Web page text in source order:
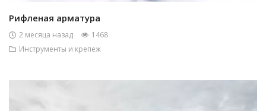
Рифленая арматура
2 месяца назад
1468
Инструменты и крепеж